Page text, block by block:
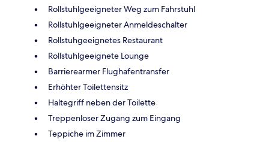
Rollstuhlgeeigneter Weg zum Fahrstuhl
Rollstuhlgeeigneter Anmeldeschalter
Rollstuhgeeignetes Restaurant
Rollstuhlgeeignete Lounge
Barrierearmer Flughafentransfer
Erhöhter Toilettensitz
Haltegriff neben der Toilette
Treppenloser Zugang zum Eingang
Teppiche im Zimmer